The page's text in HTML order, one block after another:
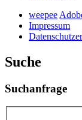
weepee
Impressum
Suche
Suchanfrage